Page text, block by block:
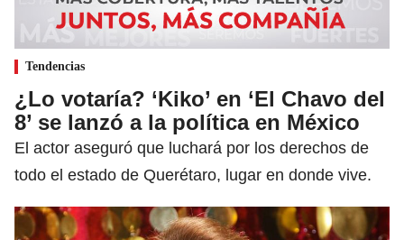
Tendencias
¿Lo votaría? ‘Kiko’ en ‘El Chavo del
8’ se lanzó a la política en México
El actor aseguró que luchará por los derechos de
todo el estado de Querétaro, lugar en donde vive.